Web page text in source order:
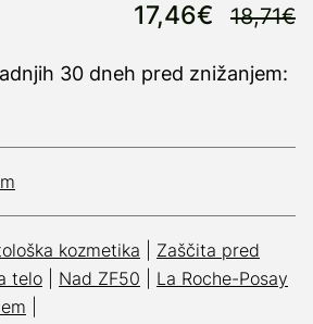
17,46€ 18,71€
30 dneh pred znižanjem:
kozmetika
Zaščita pred
telo Nad ZF50
La Roche-Posay